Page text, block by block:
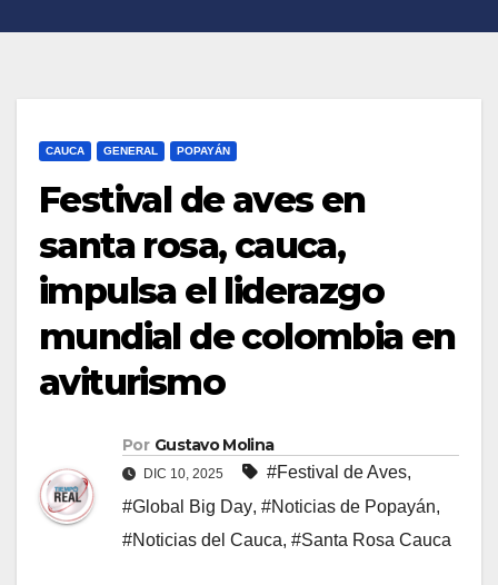
CAUCA GENERAL POPAYÁN
Festival de aves en
santa rosa, cauca,
impulsa el liderazgo
mundial de colombia en
aviturismo
Por Gustavo Molina
DIC 10, 2025 #Festival de Aves,
#Global Big Day, #Noticias de Popayán,
#Noticias del Cauca, #Santa Rosa Cauca